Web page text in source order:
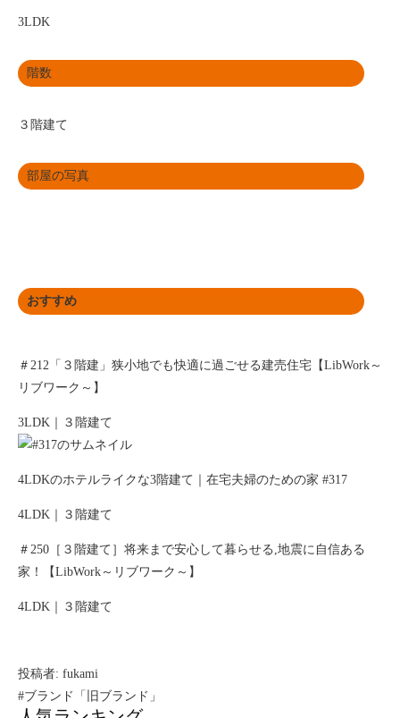
3LDK
階数
３階建て
部屋の写真
おすすめ
＃212「３階建」狭小地でも快適に過ごせる建売住宅【LibWork～
リブワーク～】
3LDK｜３階建て
4LDKのホテルライクな3階建て｜在宅夫婦のための家 #317
4LDK｜３階建て
＃250［３階建て］将来まで安心して暮らせる,地震に自信ある
家！【LibWork～リブワーク～】
4LDK｜３階建て
投稿者: fukami
#ブランド「旧ブランド」